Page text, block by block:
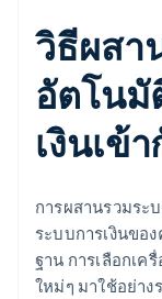
วิธีผสา
อัตโนมั
เงินเข้
การผสานรวมระ
ระบบการเงินขอ
ฐาน การเลือกเค
ใหม่ๆ มาใช้อย่า